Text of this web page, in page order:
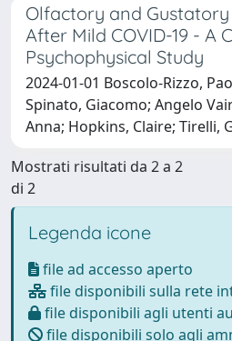
Olfactory and Gustatory
After Mild COVID-19 - A
Psychophysical Study
2024-01-01 Boscolo-Rizzo,
Spinato, Giacomo; Angelo
Anna; Hopkins, Claire; Tirelli,
Mostrati risultati da 2 a 2
di 2
Legenda icone
file ad accesso aperto
file disponibili sulla rete
file disponibili agli utenti
file disponibili solo agli